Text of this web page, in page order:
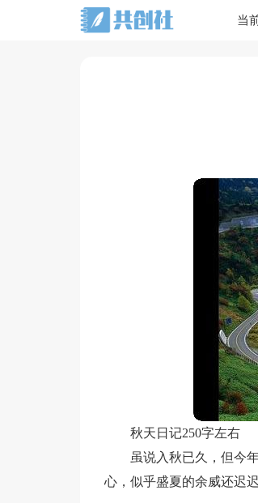
当
秋天日记250字左右
虽说入秋已久，但今
心，似乎盛夏的余威还迟